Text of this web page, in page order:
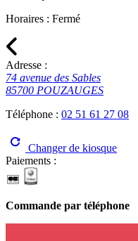
Horaires : Fermé
Adresse :
74 avenue des Sables
85700 POUZAUGES
Téléphone : 02 51 61 27 08
Changer de kiosque
Paiements :
Commande par téléphone